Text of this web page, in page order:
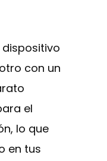
con un
el
lo que
en tus